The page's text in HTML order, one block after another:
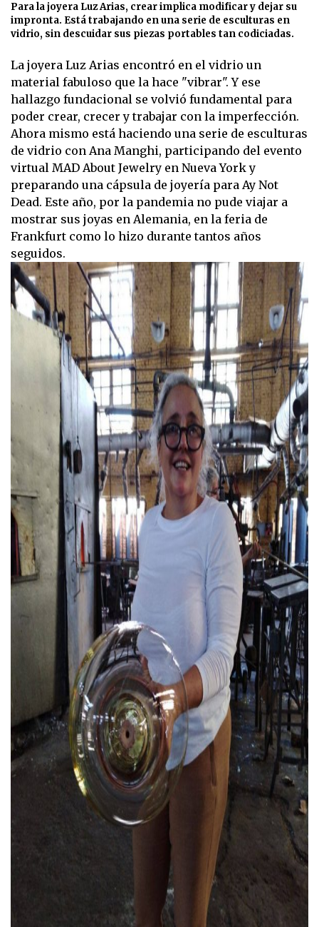
Para la joyera Luz Arias, crear implica modificar y dejar su
impronta. Está trabajando en una serie de esculturas en
vidrio, sin descuidar sus piezas portables tan codiciadas.
La joyera Luz Arias encontró en el vidrio un
material fabuloso que la hace "vibrar". Y ese
hallazgo fundacional se volvió fundamental para
poder crear, crecer y trabajar con la imperfección.
Ahora mismo está haciendo una serie de esculturas
de vidrio con Ana Manghi, participando del evento
virtual MAD About Jewelry en Nueva York y
preparando una cápsula de joyería para Ay Not
Dead. Este año, por la pandemia no pude viajar a
mostrar sus joyas en Alemania, en la feria de
Frankfurt como lo hizo durante tantos años
seguidos.